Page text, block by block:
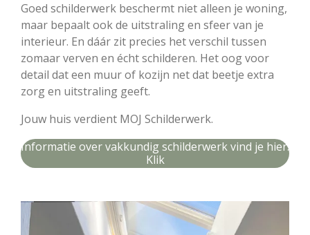
Goed schilderwerk beschermt niet alleen je woning,
maar bepaalt ook de uitstraling en sfeer van je
interieur. En dáár zit precies het verschil tussen
zomaar verven en écht schilderen. Het oog voor
detail dat een muur of kozijn net dat beetje extra
zorg en uitstraling geeft.
Jouw huis verdient MOJ Schilderwerk.
Informatie over vakkundig schilderwerk vind je hier.
Klik